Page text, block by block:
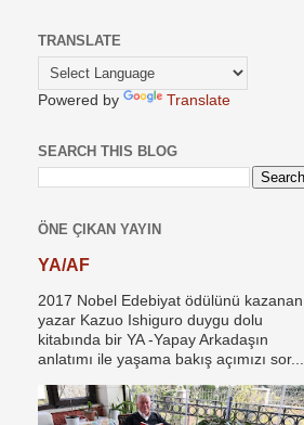
TRANSLATE
Powered by Translate
SEARCH THIS BLOG
ÖNE ÇIKAN YAYIN
YA/AF
2017 Nobel Edebiyat ödülünü kazanan
yazar Kazuo Ishiguro duygu dolu
kitabında bir YA -Yapay Arkadaşın
anlatımı ile yaşama bakış açımızı sor...